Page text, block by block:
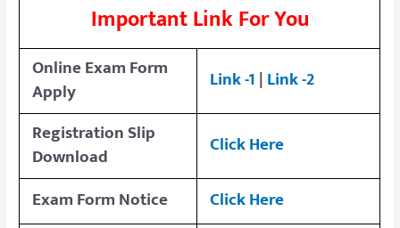
Important Link For You
Online Exam Form
Apply
Link -1|Link -2
Registration Slip
Download
Click Here
Exam Form Notice
Click Here